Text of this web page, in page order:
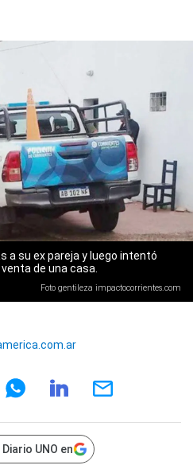
a su ex pareja y luego intentó
de una casa.
Foto gentileza impactocorrientes.com
UNO en